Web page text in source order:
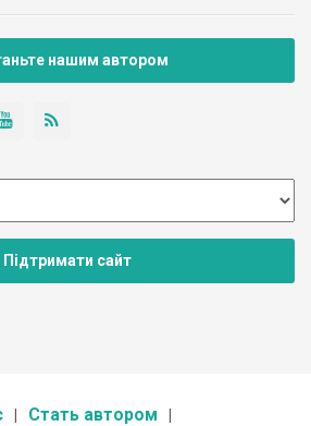
нашим автором
Підтримати сайт
Стать автором